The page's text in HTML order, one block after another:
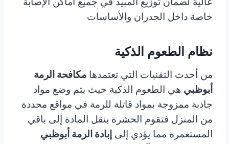
خاصة داخل الجدران والأساسات
نظام الطعوم الذكية
من أحدث التقنيات التي تعتمدها مكافحة الرمة
أبوظبي هي الطعوم الذكية حيث يتم وضع مواد
جاذبة ممزوجة بمواد قاتلة للرمة في مواقع محددة
من المنزل فتقوم الحشرة بنقل المادة إلى باقي
المستعمرة مما يؤدي إلى إبادة الرمة أبوظبي